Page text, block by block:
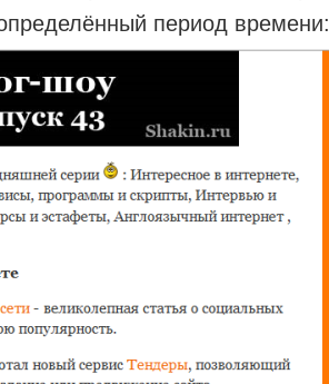
период времени: